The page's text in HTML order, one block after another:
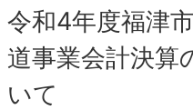
令和4年度福津
道事業会計決算
いて